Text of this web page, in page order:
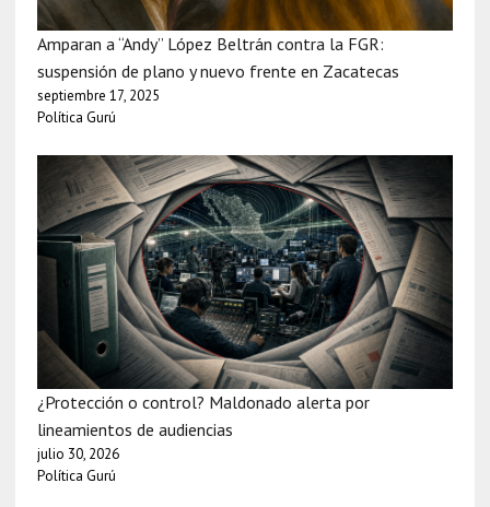
Amparan a “Andy” López Beltrán contra la FGR:
suspensión de plano y nuevo frente en Zacatecas
septiembre 17, 2025
Política Gurú
¿Protección o control? Maldonado alerta por
lineamientos de audiencias
julio 30, 2026
Política Gurú